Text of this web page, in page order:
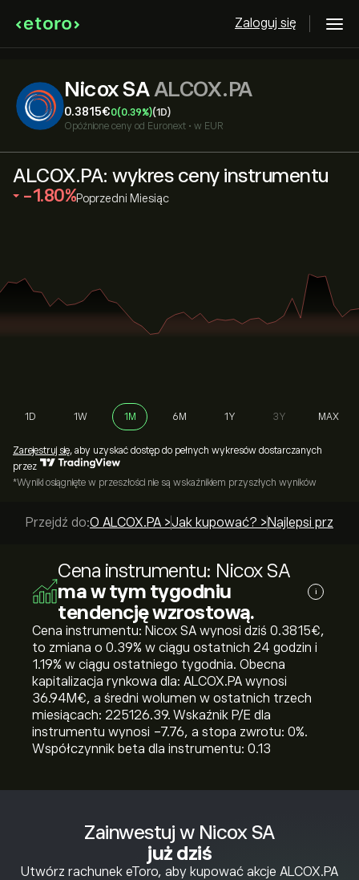
Zaloguj się
Nicox SAALCOX.PA
0.3815‎€‎0(0.39%)(1D)
Opóźnione ceny od Euronext • w EUR
Zainwestuj w Nicox SA
już dziś
Utwórz rachunek eToro, aby kupować akcje ALCOX.PA
ALCOX.PA: wykres ceny instrumentu
‎-1.80‎ Poprzedni Miesiąc
1D 1W 1M 6M 1Y 3Y MAX
Zarejestruj się, aby uzyskać dostęp do pełnych wykresów dostarczanych
przez
*Wyniki osiągnięte w przeszłości nie są wskaźnikiem przyszłych wyników
Przejdź do:O ALCOX.PA >Jak kupować? > Najlepsi
Cena instrumentu: Nicox SA
ma w tym tygodniu
tendencję wzrostową.
i
Cena instrumentu: Nicox SA wynosi dziś 0.3815‎€‎,
to zmiana o ‎0.39‎% w ciągu ostatnich 24 godzin i
‎1.19‎% w ciągu ostatniego tygodnia. Obecna
kapitalizacja rynkowa dla: ALCOX.PA wynosi
36.94M‎€‎, a średni wolumen w ostatnich trzech
miesiącach: 225126.39. Wskaźnik P/E dla
instrumentu wynosi -7.76, a stopa zwrotu: 0%.
Współczynnik beta dla instrumentu: 0.13